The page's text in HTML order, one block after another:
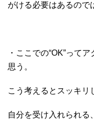
がける必要はあるので
・ここでの“OK”って
思う。
こう考えるとスッキリ
自分を受け入れられる